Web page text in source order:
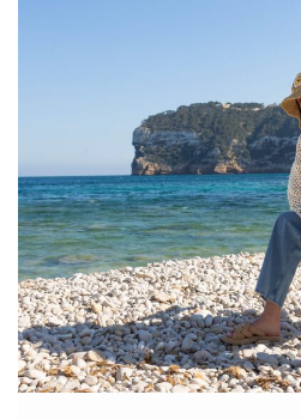
Alternatywa dla
Wrocław – kupuj
Asortyment hurtowni Factoryprice
wysoka jakość wykonania,
oraz zgodność z najgorętszymi
Factoryprice.eu to internetowa
wysyła zamówienia również…